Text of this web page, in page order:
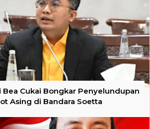
Bea Cukai Bongkar Penyelundupan
Asing di Bandara Soetta